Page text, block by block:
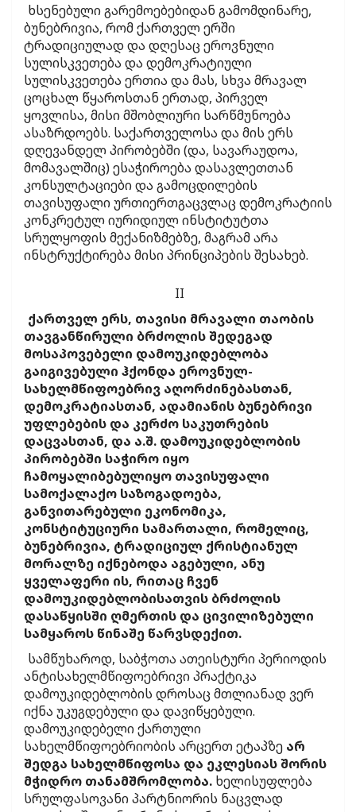
ხსენებული გარემოებებიდან გამომდინარე,
ბუნებრივია, რომ ქართველ ერში
ტრადიციულად და დღესაც ეროვნული
სულისკვეთება და დემოკრატიული
სულისკვეთება ერთია და მას, სხვა მრავალ
ცოცხალ წყაროსთან ერთად, პირველ
ყოვლისა, მისი მშობლიური სარწმუნოება
ასაზრდოებს. საქართველოსა და მის ერს
დღევანდელ პირობებში (და, სავარაუდოა,
მომავალშიც) ესაჭიროება დასავლეთთან
კონსულტაციები და გამოცდილების
თავისუფალი ურთიერთგაცვლაც დემოკრატიის
კონკრეტულ იურიდიულ ინსტიტუტთა
სრულყოფის მექანიზმებზე, მაგრამ არა
ინსტრუქტირება მისი პრინციპების შესახებ.
II
ქართველ ერს, თავისი მრავალი თაობის
თავგანწირული ბრძოლის შედეგად
მოსაპოვებელი დამოუკიდებლობა
გაიგივებული ჰქონდა ეროვნულ-
სახელმწიფოებრივ აღორძინებასთან,
დემოკრატიასთან, ადამიანის ბუნებრივი
უფლებების და კერძო საკუთრების
დაცვასთან, და ა.შ. დამოუკიდებლობის
პირობებში საჭირო იყო
ჩამოყალიბებულიყო თავისუფალი
სამოქალაქო საზოგადოება,
განვითარებული ეკონომიკა,
კონსტიტუციური სამართალი, რომელიც,
ბუნებრივია, ტრადიციულ ქრისტიანულ
მორალზე იქნებოდა აგებული, ანუ
ყველაფერი ის, რითაც ჩვენ
დამოუკიდებლობისათვის ბრძოლის
დასაწყისში ღმერთის და ცივილიზებული
სამყაროს წინაშე წარვსდექით.
სამწუხაროდ, საბჭოთა ათეისტური პერიოდის
ანტისახელმწიფოებრივი პრაქტიკა
დამოუკიდებლობის დროსაც მთლიანად ვერ
იქნა უკუგდებული და დავიწყებული.
დამოუკიდებელი ქართული
სახელმწიფოებრიობის არცერთ ეტაპზე არ
შედგა სახელმწიფოსა და ეკლესიას შორის
მჭიდრო თანამშრომლობა. ხელისუფლება
სრულფასოვანი პარტნიორის ნაცვლად